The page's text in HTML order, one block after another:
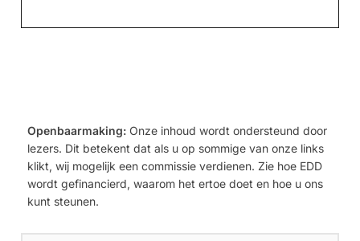
Openbaarmaking: Onze inhoud wordt ondersteund door
lezers. Dit betekent dat als u op sommige van onze links
klikt, wij mogelijk een commissie verdienen. Zie hoe EDD
wordt gefinancierd, waarom het ertoe doet en hoe u ons
kunt steunen.